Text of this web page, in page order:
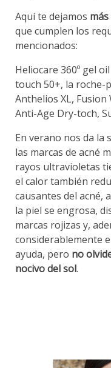
Aquí te dejamos
que cumplen los
mencionados:
Heliocare 360º gel
touch 50+, la roche-
Anthelios XL, Fusion
Anti-Age Dry-toch,
En verano nos da la
las marcas de acné
rayos ultravioletas
el calor también
causantes del acné,
la piel se engrosa,
marcas rojizas y,
considerablemente
ayuda, pero no
nocivo del sol.